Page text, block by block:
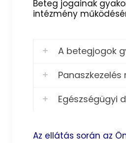
Beteg jogainak
intézmény
A betegjogok
Panaszkezelés
Egészségügyi
Az ellátás során az